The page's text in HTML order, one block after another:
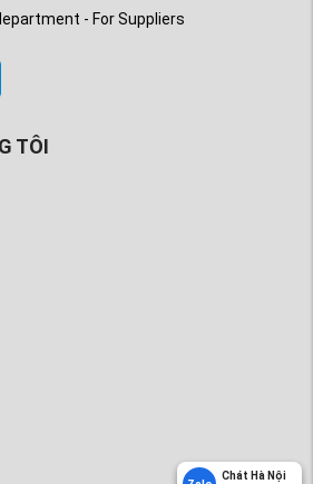
- For Suppliers
TÔI
Chát Hà Nội